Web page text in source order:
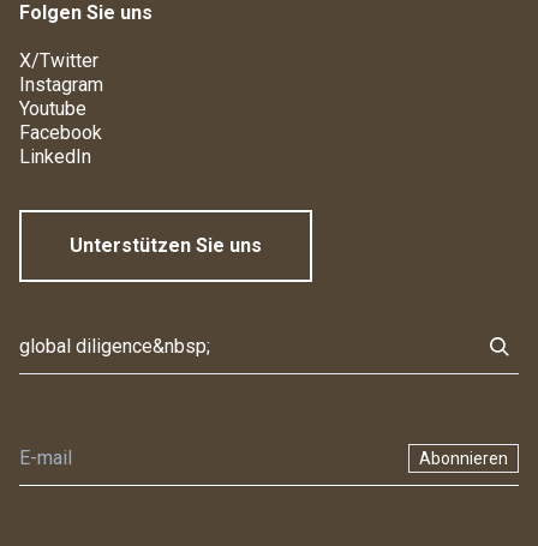
Folgen Sie uns
X/Twitter
Instagram
Youtube
Facebook
LinkedIn
Unterstützen Sie uns
Abonnieren